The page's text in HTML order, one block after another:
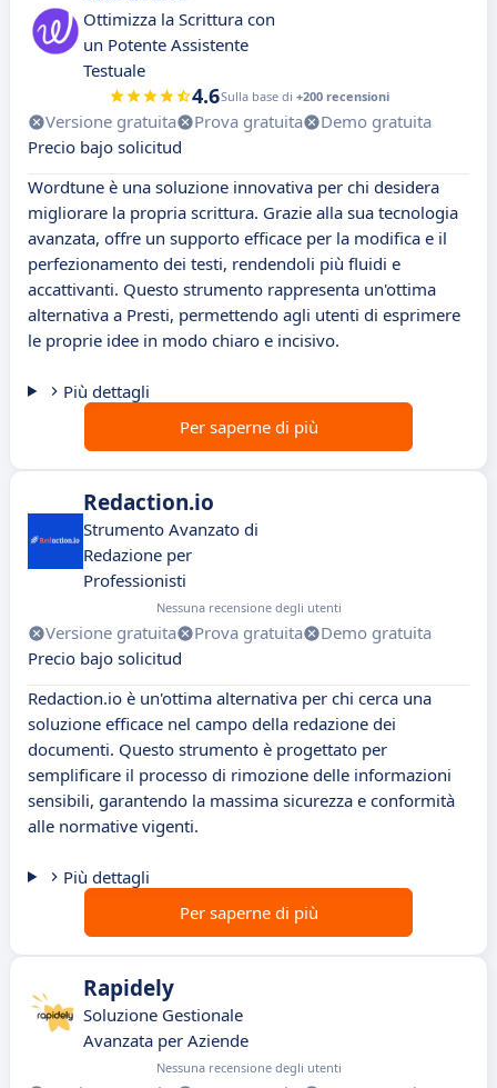
Ottimizza la Scrittura con
un Potente Assistente
Testuale
4.6Sulla base di +200 recensioni
Versione gratuita Prova gratuita
Demo gratuita
Precio bajo solicitud
Wordtune è una soluzione innovativa per chi desidera
migliorare la propria scrittura. Grazie alla sua tecnologia
avanzata, offre un supporto efficace per la modifica e il
perfezionamento dei testi, rendendoli più fluidi e
accattivanti. Questo strumento rappresenta un'ottima
alternativa a Presti, permettendo agli utenti di esprimere
le proprie idee in modo chiaro e incisivo.
Più dettagli
Per saperne di più
Redaction.io
Strumento Avanzato di
Redazione per
Professionisti
Nessuna recensione degli utenti
Versione gratuita Prova gratuita
Demo gratuita
Precio bajo solicitud
Redaction.io è un'ottima alternativa per chi cerca una
soluzione efficace nel campo della redazione dei
documenti. Questo strumento è progettato per
semplificare il processo di rimozione delle informazioni
sensibili, garantendo la massima sicurezza e conformità
alle normative vigenti.
Più dettagli
Per saperne di più
Rapidely
Soluzione Gestionale
Avanzata per Aziende
Nessuna recensione degli utenti